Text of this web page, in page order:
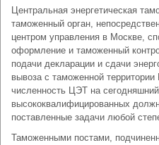
Центральная энергетическая
таможенный орган,
центром управления в Москве,
оформление и таможенный
подачи декларации и сдачи
вывоза с таможенной
численность ЦЭТ на
высококвалифицированных
поставленные задачи любой
Таможенными постами,